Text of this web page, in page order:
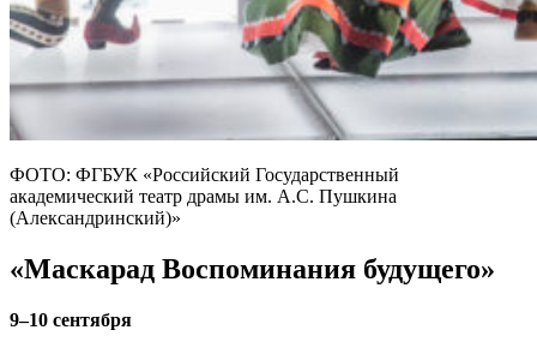
ФОТО: ФГБУК «Российский Государственный
академический театр драмы им. А.С. Пушкина
(Александринский)»
«Маскарад Воспоминания будущего»
9–10 сентября